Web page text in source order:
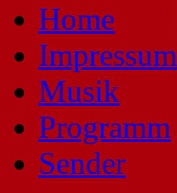
Home
Impressum
Musik
Programm
Sender